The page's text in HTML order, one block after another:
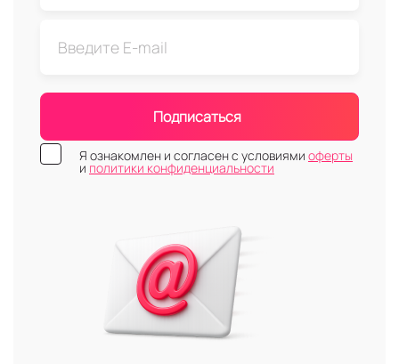
Подписаться
Я ознакомлен и согласен с условиями оферты
и политики конфиденциальности